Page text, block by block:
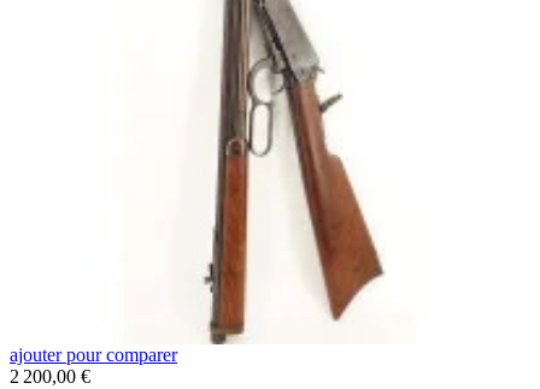
ajouter pour comparer
Prix
2 200,00 €